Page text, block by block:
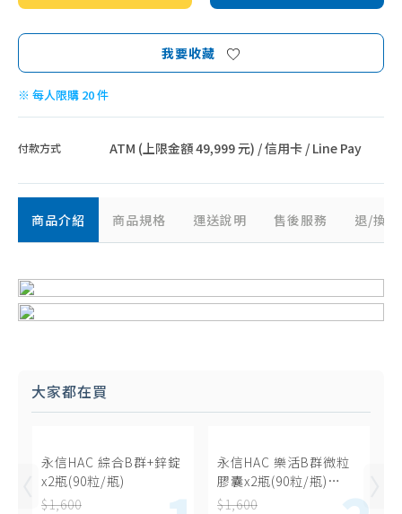
我要收藏
※ 每人限購 20 件
付款方式 ATM (上限金額 49,999 元) / 信用卡 / Line Pay
商品介紹 商品規格 運送說明 售後服務 退/換
大家都在買
永信HAC 綜合B群+鋅錠
x2瓶(90粒/瓶)
$1,600
永信HAC 樂活B群微粒
膠囊x2瓶(90粒/瓶)
-2027/02/28到期
$1,600